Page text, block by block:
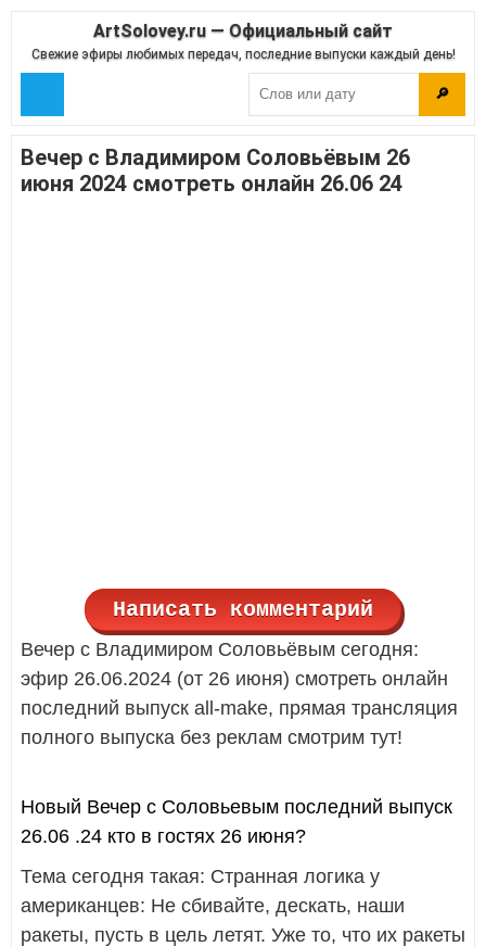
ArtSolovey.ru — Официальный сайт
Свежие эфиры любимых передач, последние выпуски каждый день!
🔎
Вечер с Владимиром Соловьёвым 26
июня 2024 смотреть онлайн 26.06 24
Написать комментарий
Вечер с Владимиром Соловьёвым сегодня:
эфир 26.06.2024 (от 26 июня) смотреть онлайн
последний выпуск all-make, прямая трансляция
полного выпуска без реклам смотрим тут!
Новый Вечер с Соловьевым последний выпуск
26.06 .24 кто в гостях 26 июня?
Тема сегодня такая: Странная логика у
американцев: Не сбивайте, дескать, наши
ракеты, пусть в цель летят. Уже то, что их ракеты